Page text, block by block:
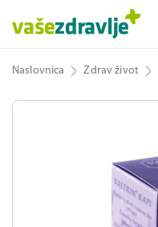
Naslovnica Zdrav život